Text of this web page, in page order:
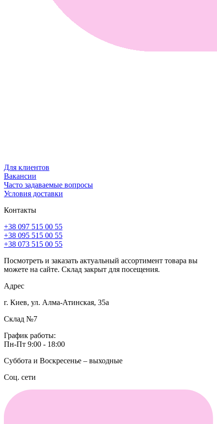
Для клиентов
Вакансии
Часто задаваемые вопросы
Условия доставки
Контакты
+38 097 515 00 55
+38 095 515 00 55
+38 073 515 00 55
Посмотреть и заказать актуальный ассортимент товара вы
можете на сайте. Склад закрыт для посещения.
Адрес
г. Киев, ул. Алма-Атинская, 35а
Склад №7
График работы:
Пн-Пт 9:00 - 18:00
Суббота и Воскресенье – выходные
Соц. сети